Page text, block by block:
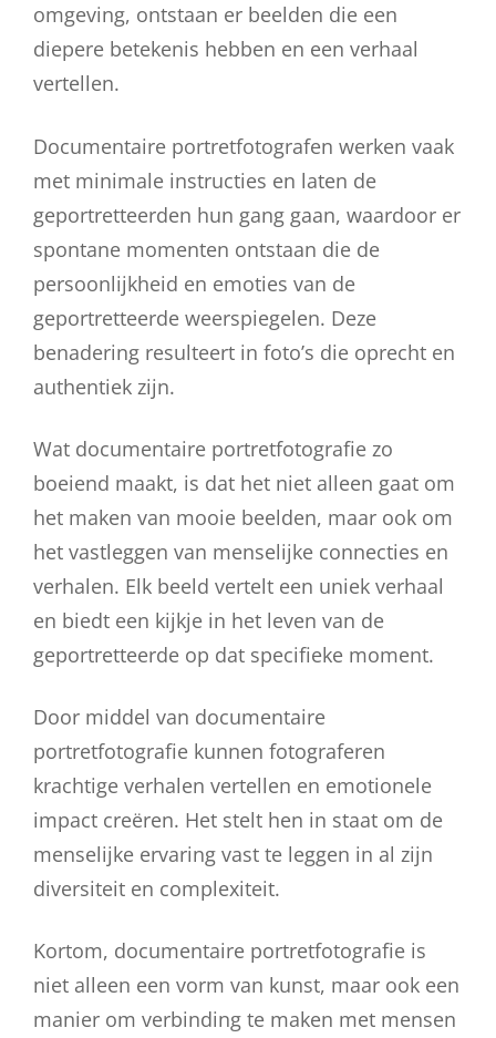
omgeving, ontstaan er beelden die een
diepere betekenis hebben en een verhaal
vertellen.
Documentaire portretfotografen werken vaak
met minimale instructies en laten de
geportretteerden hun gang gaan, waardoor er
spontane momenten ontstaan die de
persoonlijkheid en emoties van de
geportretteerde weerspiegelen. Deze
benadering resulteert in foto’s die oprecht en
authentiek zijn.
Wat documentaire portretfotografie zo
boeiend maakt, is dat het niet alleen gaat om
het maken van mooie beelden, maar ook om
het vastleggen van menselijke connecties en
verhalen. Elk beeld vertelt een uniek verhaal
en biedt een kijkje in het leven van de
geportretteerde op dat specifieke moment.
Door middel van documentaire
portretfotografie kunnen fotograferen
krachtige verhalen vertellen en emotionele
impact creëren. Het stelt hen in staat om de
menselijke ervaring vast te leggen in al zijn
diversiteit en complexiteit.
Kortom, documentaire portretfotografie is
niet alleen een vorm van kunst, maar ook een
manier om verbinding te maken met mensen